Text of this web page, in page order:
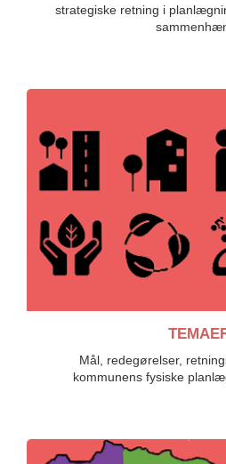
strategiske retning i
Mål, redegørelser,
kommunens fysiske